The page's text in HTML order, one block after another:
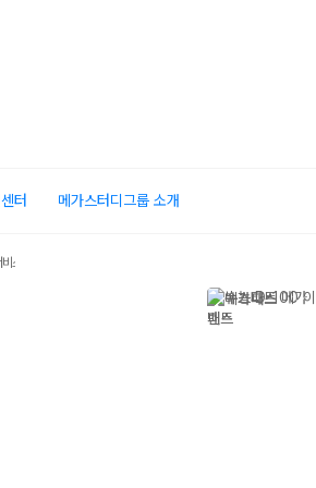
터 메가스터디그룹 소개
스 가입사실 확인